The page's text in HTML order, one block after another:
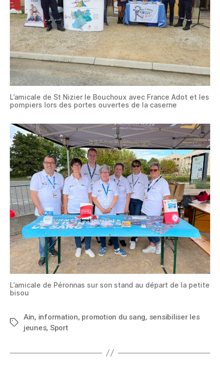
L’amicale de St Nizier le Bouchoux avec France Adot et les
pompiers lors des portes ouvertes de la caserne
L’amicale de Péronnas sur son stand au départ de la petite
bisou
Ain, information, promotion du sang, sensibiliser les
jeunes, Sport